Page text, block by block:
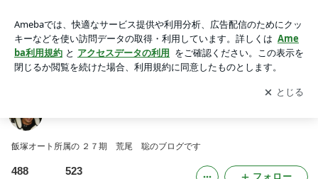
アプリをダウンロードして ブログの更新通知
を受け取りまし
ょう。
開く
飯塚オート所属の ２７期 荒尾 聡のブログです
488 523 フォロー